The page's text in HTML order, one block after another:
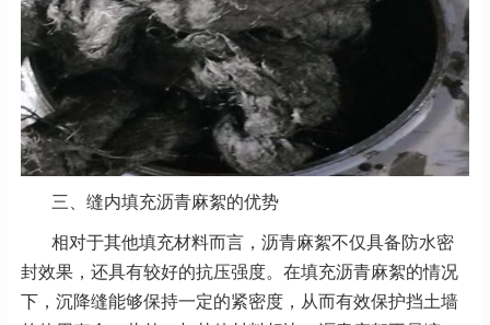
三、缝内填充沥青麻絮的优势
相对于其他填充材料而言，沥青麻絮不仅具备防水密
封效果，还具有较好的抗压强度。在填充沥青麻絮的情况
下，沉降缝能够保持一定的紧密度，从而有效保护挡土墙